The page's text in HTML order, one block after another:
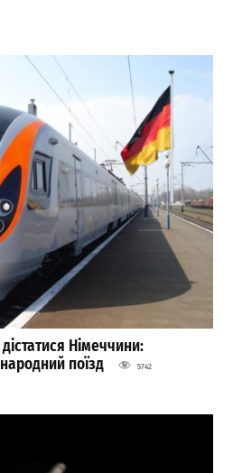
Німеччини:
поїзд
5742